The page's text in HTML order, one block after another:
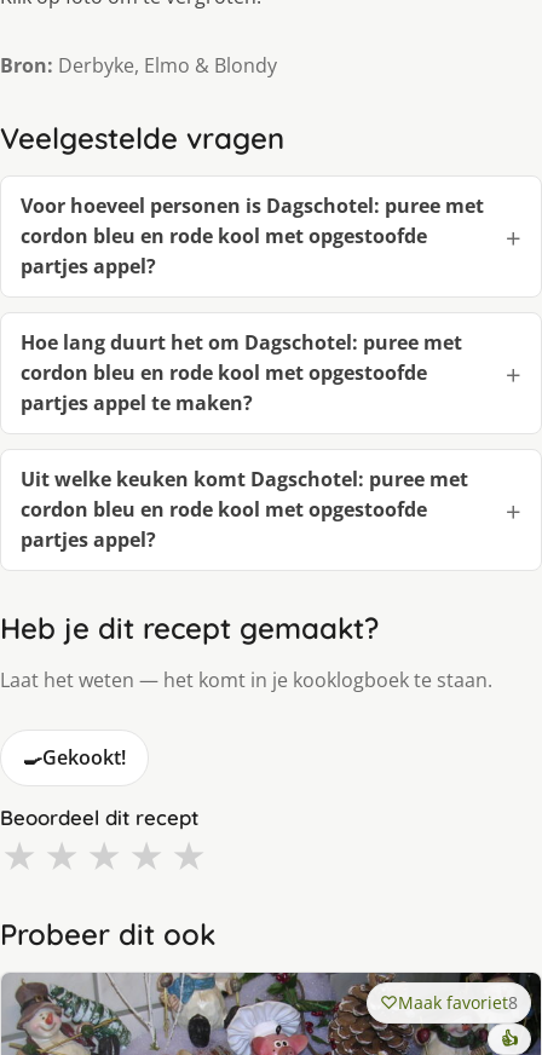
Bron: Derbyke, Elmo & Blondy
Veelgestelde vragen
Voor hoeveel personen is Dagschotel: puree met
cordon bleu en rode kool met opgestoofde
partjes appel?
Hoe lang duurt het om Dagschotel: puree met
cordon bleu en rode kool met opgestoofde
partjes appel te maken?
Uit welke keuken komt Dagschotel: puree met
cordon bleu en rode kool met opgestoofde
partjes appel?
Heb je dit recept gemaakt?
Laat het weten — het komt in je kooklogboek te staan.
🍳Gekookt!
Beoordeel dit recept
★ ★ ★ ★ ★
Probeer dit ook
Maak favoriet8
👍